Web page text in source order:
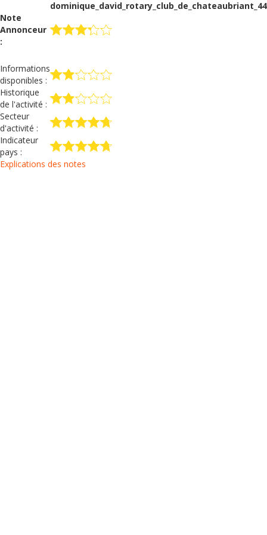
Note
Annonceur
:
Informations
disponibles :
Historique
de l'activité :
Secteur
d'activité :
Indicateur
pays :
Explications des notes